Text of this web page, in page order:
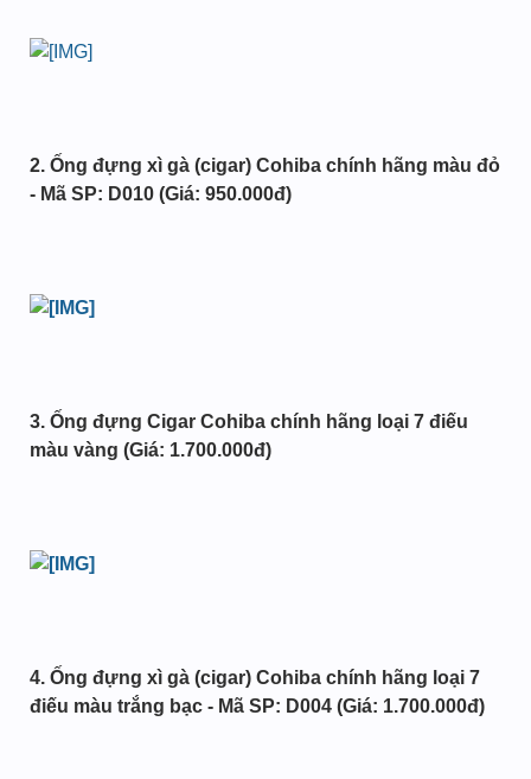
2. Ống đựng xì gà (cigar) Cohiba chính hãng màu đỏ
- Mã SP: D010 (Giá: 950.000đ)
3. Ống đựng Cigar Cohiba chính hãng loại 7 điếu
màu vàng (Giá: 1.700.000đ)
4. Ống đựng xì gà (cigar) Cohiba chính hãng loại 7
điếu màu trắng bạc - Mã SP: D004 (Giá: 1.700.000đ)